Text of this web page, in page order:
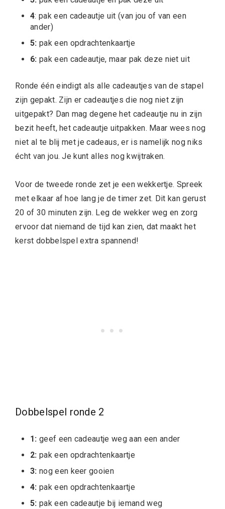
4: pak een cadeautje uit (van jou of van een
ander)
5: pak een opdrachtenkaartje
6: pak een cadeautje, maar pak deze niet uit
Ronde één eindigt als alle cadeautjes van de stapel
zijn gepakt. Zijn er cadeautjes die nog niet zijn
uitgepakt? Dan mag degene het cadeautje nu in zijn
bezit heeft, het cadeautje uitpakken. Maar wees nog
niet al te blij met je cadeaus, er is namelijk nog niks
écht van jou. Je kunt alles nog kwijtraken.
Voor de tweede ronde zet je een wekkertje. Spreek
met elkaar af hoe lang je de timer zet. Dit kan gerust
20 of 30 minuten zijn. Leg de wekker weg en zorg
ervoor dat niemand de tijd kan zien, dat maakt het
kerst dobbelspel extra spannend!
Dobbelspel ronde 2
1: geef een cadeautje weg aan een ander
2: pak een opdrachtenkaartje
3: nog een keer gooien
4: pak een opdrachtenkaartje
5: pak een cadeautje bij iemand weg